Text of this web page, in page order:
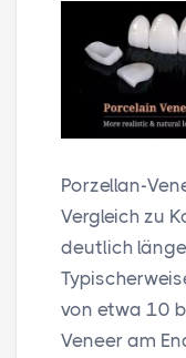
Porzellan-
Vergleich zu
deutlich
von etwa 10
Veneer am